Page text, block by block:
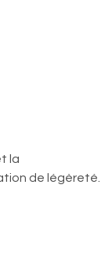
la
de légèreté.